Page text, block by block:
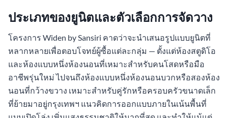
ประเภทของยูนิตและตัวเลือกการจัดวาง
โครงการ Widen by Sansiri คาดว่าจะนำเสนอรูปแบบยูนิตที่
หลากหลายเพื่อตอบโจทย์ผู้ซื้อแต่ละกลุ่ม — ตั้งแต่ห้องสตูดิโอ
และห้องแบบหนึ่งห้องนอนที่เหมาะสำหรับคนโสดหรือมือ
อาชีพรุ่นใหม่ ไปจนถึงห้องแบบหนึ่งห้องนอนบวกหรือสองห้อง
นอนที่กว้างขวาง เหมาะสำหรับคู่รักหรือครอบครัวขนาดเล็ก
ที่ย้ายมาอยู่กรุงเทพฯ แนวคิดการออกแบบภายในเน้นพื้นที่